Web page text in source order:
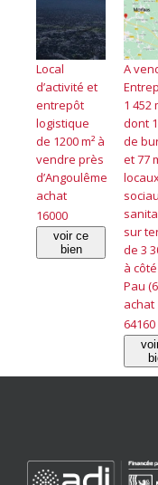
Local
d’activité et
entrepôt
logistique
de 1200 m² à
vendre près
d’Angoulême
achat
16000
voir ce
bien
A
1 452
dont
de
et 77
sur
de 3
à
Pau
achat
64160